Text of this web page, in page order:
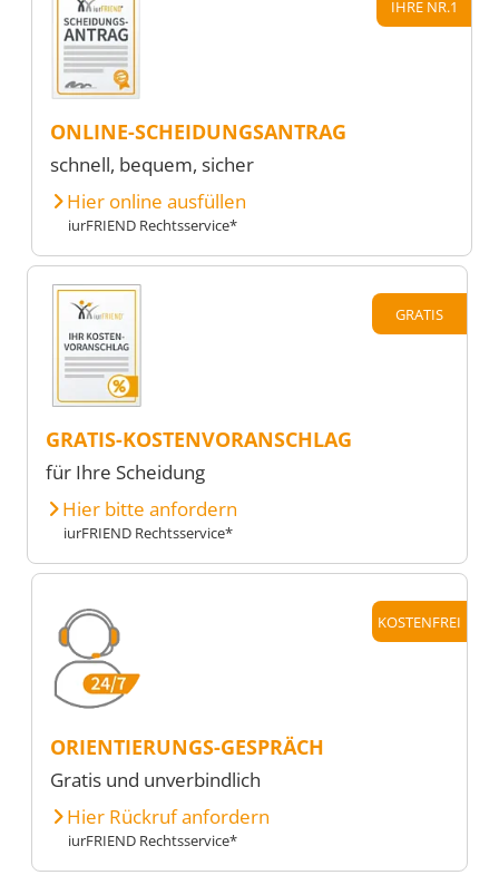
IHRE NR.1
ONLINE-SCHEIDUNGSANTRAG
schnell, bequem, sicher
Hier online ausfüllen
iurFRIEND Rechtsservice*
GRATIS
GRATIS-KOSTENVORANSCHLAG
für Ihre Scheidung
Hier bitte anfordern
iurFRIEND Rechtsservice*
KOSTENFREI
ORIENTIERUNGS-GESPRÄCH
Gratis und unverbindlich
Hier Rückruf anfordern
iurFRIEND Rechtsservice*